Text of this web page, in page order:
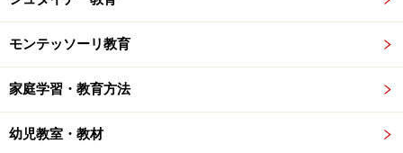
モンテッソーリ教育
家庭学習・教育方法
幼児教室・教材